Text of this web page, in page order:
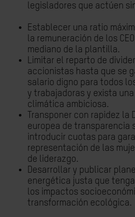
legisladores que actúen
Establecer una ratio
la remuneración de los
mediano de la plantilla.
Limitar el reparto de
accionistas hasta que se
salario digno para todos
y trabajadoras y exista
climática ambiciosa.
Transponer con rapidez la
europea de transparencia
introducir cuotas para
representación de las
de liderazgo.
Desarrollar y publicar
energética justa que
los impactos
transformación ecológica.